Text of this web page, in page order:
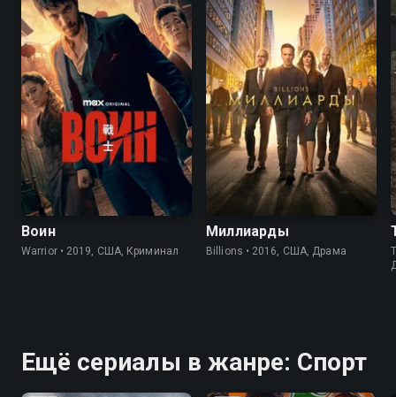
8.2 8.4
Воин
Warrior • 2019, США, Криминал
8.4 8.3
Миллиарды
Billions • 2016, США, Драма
Ещё сериалы в жанре: Спорт